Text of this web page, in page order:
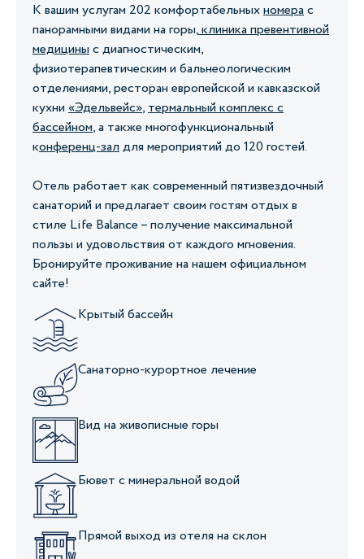
К вашим услугам 202 комфортабельныхномерас
панорамными видами на горы,клиника превентивной
медициныс диагностическим,
физиотерапевтическим и бальнеологическим
отделениями, ресторан европейской и кавказской
кухни «Эдельвейс»,термальный комплекс с
бассейном, а также многофункциональный
конференц-залдля мероприятий до 120 гостей.
Отель работает как современный пятизвездочный
санаторий и предлагает своим гостям отдых в
стиле Life Balance – получение максимальной
пользы и удовольствия от каждого мгновения.
Бронируйте проживание на нашем официальном
сайте!
Крытый бассейн
Санаторно-курортное лечение
Вид на живописные горы
Бювет с минеральной водой
Прямой выход из отеля на склон